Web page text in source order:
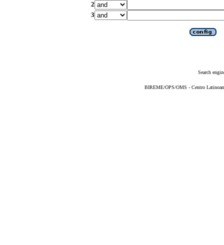
2
3
Search
BIREME/OPS/OMS - Centro